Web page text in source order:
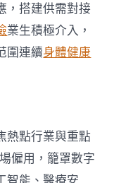
，搭建供需對接
業生積極介入，
圍連續身體健康
熱點行業與重點
僱用，籠罩數字